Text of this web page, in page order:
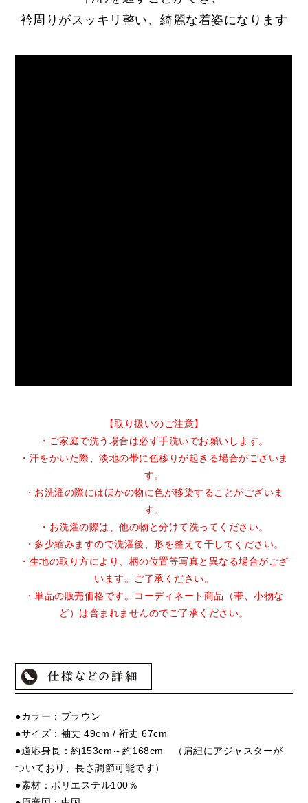
衿周りがスッキリ整い、綺麗な着姿になります
【取り扱いのご注意】
・ご家庭で洗う場合は必ず手洗いでお願いします。
・汗をかいた際、淡地の帯に色移りが起きる場合がございま
す。
・お洗濯の際にはほかの物に色が移染することがございま
す。
・お洗濯の際は、他の物と分けて洗ってください。
・多少縮みますので洗濯後、形を整えて干してください。
・生地の取り方により、柄の位置等写真と異なる場合がござ
います。ご了承ください。
・単品の販売価格です。コーディネート商品（帯、小物な
ど）は含まれませんのでご了承ください。
●カラー：ブラウン
●サイズ：袖丈 49cm / 裄丈 67cm
●適応身長：約153cm～約168cm （肩紐にアジャスターが
ついており、長さ調節可能です）
●素材：ポリエステル100％